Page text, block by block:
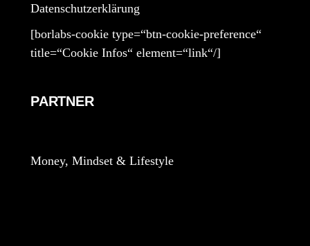
Datenschutzerklärung
[borlabs-cookie type=“btn-cookie-preference“
title=“Cookie Infos“ element=“link“/]
PARTNER
Money, Mindset & Lifestyle